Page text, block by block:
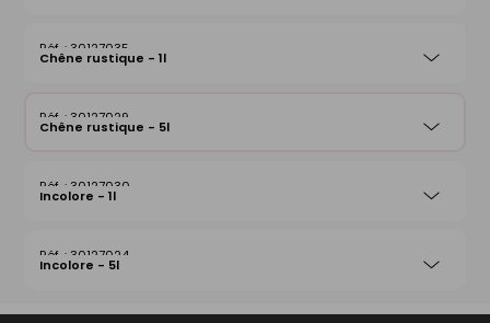
30127035
Chêne rustique - 1l
30127029
Chêne rustique - 5l
30127030
Incolore - 1l
30127024
Incolore - 5l